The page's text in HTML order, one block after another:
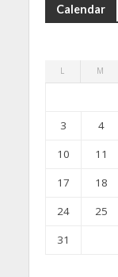
Calendar
L M
3
4
10
11
17
18
24
25
31